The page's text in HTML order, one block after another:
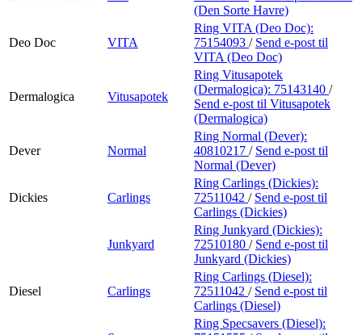
(Den Sorte Havre)
Deo Doc VITA
Ring VITA (Deo Doc):
75154093 / Send e-post til
VITA (Deo Doc)
Dermalogica Vitusapotek
Ring Vitusapotek
(Dermalogica): 75143140 /
Send e-post til Vitusapotek
(Dermalogica)
Dever Normal
Ring Normal (Dever):
40810217 / Send e-post til
Normal (Dever)
Dickies Carlings
Ring Carlings (Dickies):
72511042 / Send e-post til
Carlings (Dickies)
Junkyard
Ring Junkyard (Dickies):
72510180 / Send e-post til
Junkyard (Dickies)
Diesel Carlings
Ring Carlings (Diesel):
72511042 / Send e-post til
Carlings (Diesel)
Ring Specsavers (Diesel):